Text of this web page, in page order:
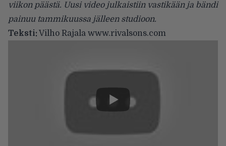
viikon päästä. Uusi video julkaistiin vastikään ja bändi
painuu tammikuussa jälleen studioon.
Teksti: Vilho Rajala www.rivalsons.com